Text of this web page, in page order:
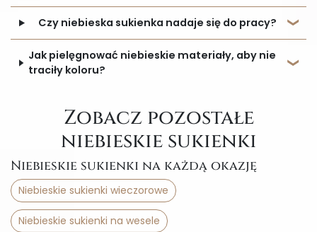
Czy niebieska sukienka nadaje się do pracy?
Jak pielęgnować niebieskie materiały, aby nie
traciły koloru?
Zobacz pozostałe
niebieskie sukienki
Niebieskie sukienki na każdą okazję
Niebieskie sukienki wieczorowe
Niebieskie sukienki na wesele